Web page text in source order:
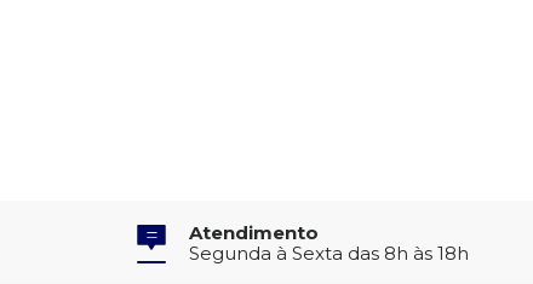
Atendimento
Segunda à Sexta das 8h às 18h